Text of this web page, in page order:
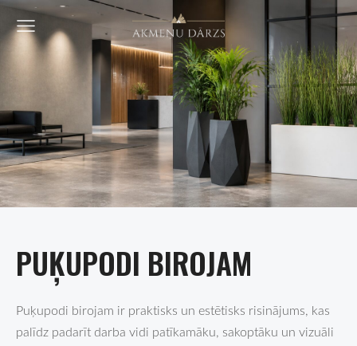
PUĶUPODI BIROJAM
Puķupodi birojam ir praktisks un estētisks risinājums, kas
palīdz padarīt darba vidi patīkamāku, sakoptāku un vizuāli